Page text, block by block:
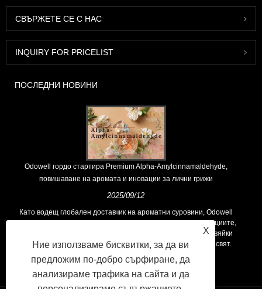
СВЪРЖЕТЕ СЕ С НАС
INQUIRY FOR PRICELIST
ПОСЛЕДНИ НОВИНИ
Odowell гордо стартира Premium Alpha-Amylcinnamaldehyde,
повишаване на аромата и иновации за лични грижи
2025/09/12
Като водещ глобален доставчик на ароматни суровини, Odowell
поддържа основна философия на „ориентирана към иновациите,
фокусирани върху качеството“, последователно предоставяйки
превъзходни решения за аромати на клиентите по целия свят.
X
Ние използваме бисквитки, за да ви
предложим по-добро сърфиране, да
анализираме трафика на сайта и да